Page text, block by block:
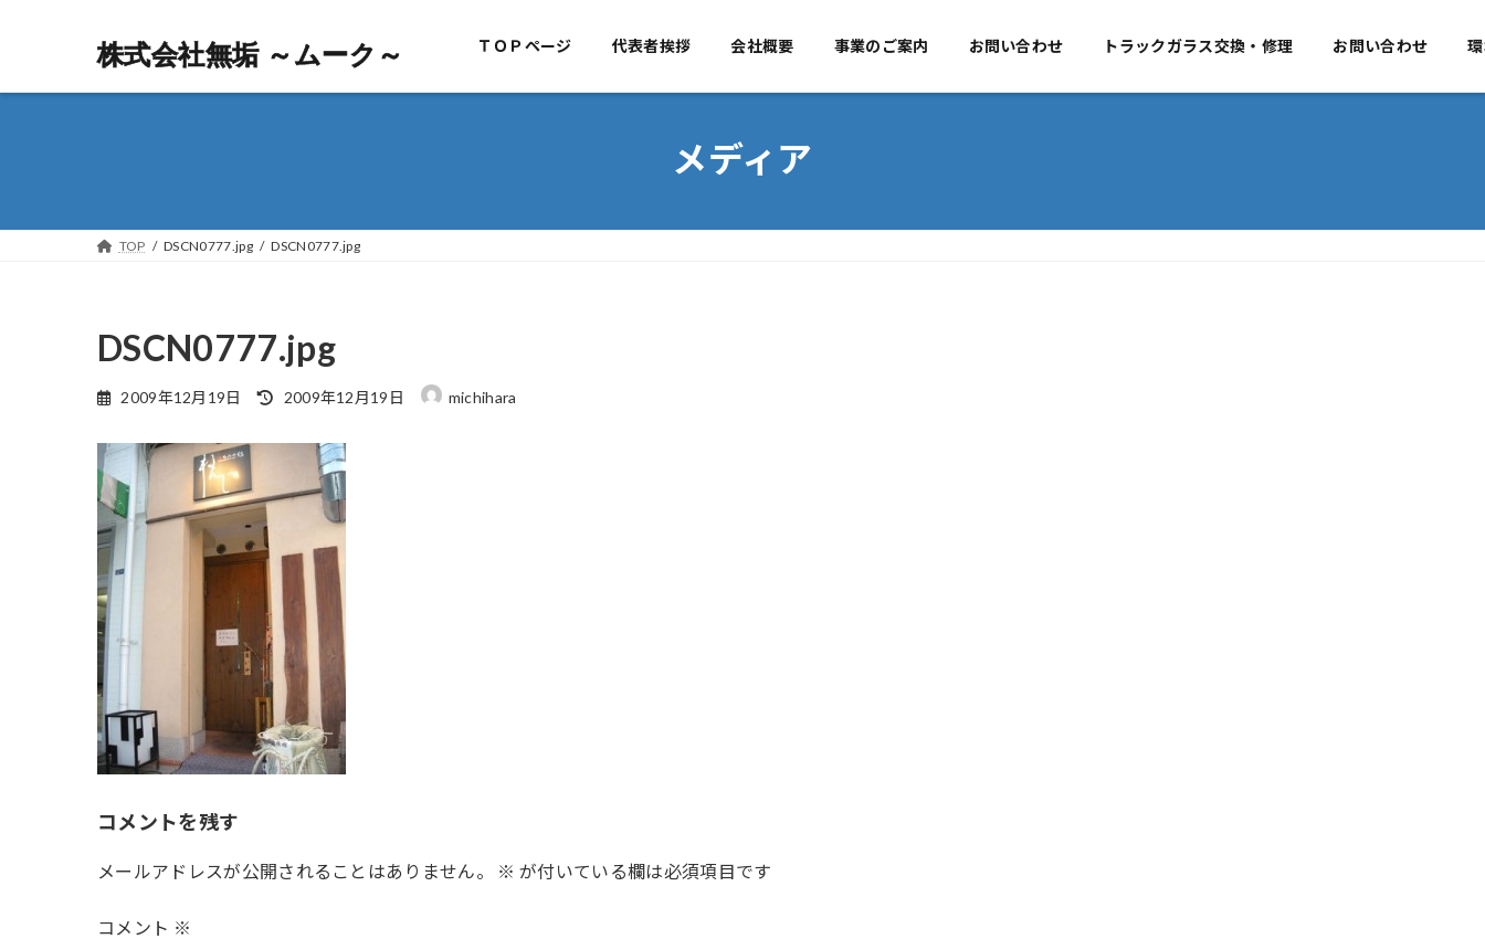
株式会社無垢 ～ムーク～ TOPページ 代表者挨拶 会社概要 事業のご案内 お問い合わせ
株式会社無垢 ～ムーク～ ＴＯＰページ 代表者挨拶 会社概要 事業のご案内 お問い合わせ トラックガラス交換・修理 お問い合わせ
メディア
TOP DSCN0777.jpg DSCN0777.jpg
DSCN0777.jpg
2009年12月19日
最
時
2009年12月19日 michihara
コメントを残す
メールアドレスが公開されることはありません。 ※ が付いている欄は必須項目です
コメント ※